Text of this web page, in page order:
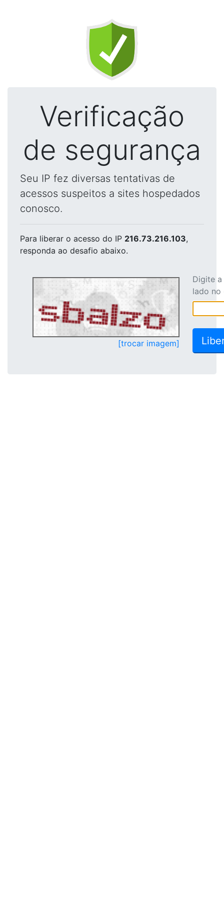
Verificação
de segurança
Seu IP fez diversas tentativas de
acessos suspeitos a sites hospedados
conosco.
Para liberar o acesso do IP 216.73.216.103,
responda ao desafio abaixo.
[trocar imagem]
Digite
lado no